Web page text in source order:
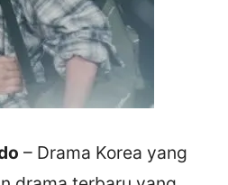
– Drama Korea yang